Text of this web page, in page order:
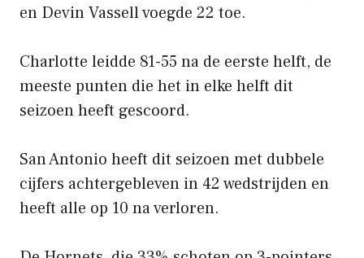
en Devin Vassell voegde 22 toe.
Charlotte leidde 81-55 na de eerste helft, de
meeste punten die het in elke helft dit
seizoen heeft gescoord.
San Antonio heeft dit seizoen met dubbele
cijfers achtergebleven in 42 wedstrijden en
heeft alle op 10 na verloren.